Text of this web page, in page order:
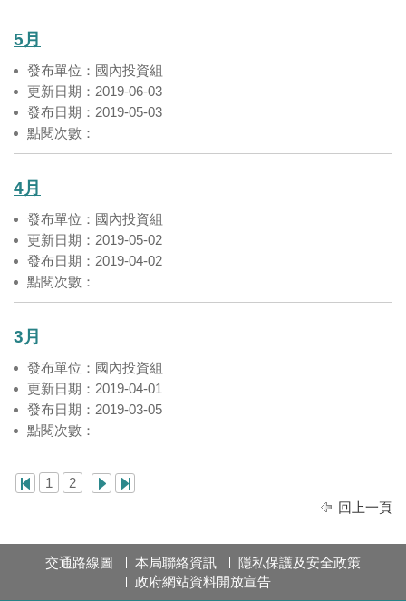
5月
發布單位：國內投資組
更新日期：2019-06-03
發布日期：2019-05-03
點閱次數：
4月
發布單位：國內投資組
更新日期：2019-05-02
發布日期：2019-04-02
點閱次數：
3月
發布單位：國內投資組
更新日期：2019-04-01
發布日期：2019-03-05
點閱次數：
1
2
回上一頁
交通路線圖 本局聯絡資訊
隱私保護及安全政策
政府網站資料開放宣告